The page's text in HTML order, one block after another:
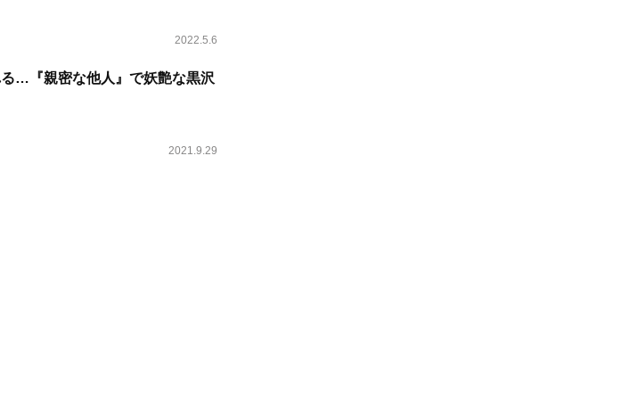
2022.5.6
…『親密な他人』で妖艶な黒沢
2021.9.29